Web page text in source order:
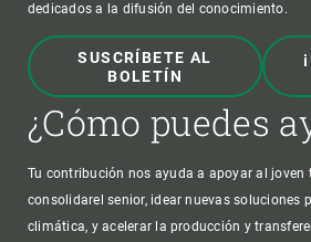
dedicados a la difusión del conocimiento.
SUSCRÍBETE AL
BOLETÍN
¿Cómo puedes
Tu contribución nos ayuda a apoyar al joven
consolidarel senior, idear nuevas soluciones
climática, y acelerar la producción y